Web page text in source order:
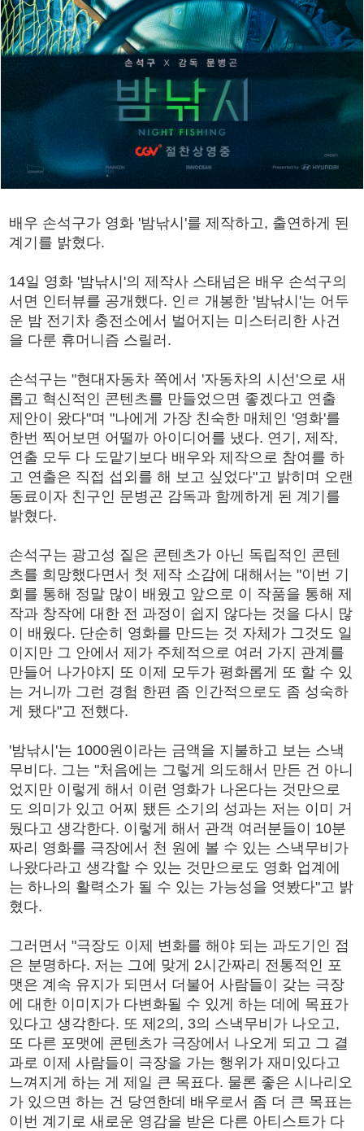
배우 손석구가 영화 '밤낚시'를 제작하고, 출연하게 된
계기를 밝혔다.
14일 영화 '밤낚시'의 제작사 스태넘은 배우 손석구의
서면 인터뷰를 공개했다. 인ㄹ 개봉한 '밤낚시'는 어두
운 밤 전기차 충전소에서 벌어지는 미스터리한 사건
을 다룬 휴머니즘 스릴러.
손석구는 "현대자동차 쪽에서 '자동차의 시선'으로 새
롭고 혁신적인 콘텐츠를 만들었으면 좋겠다고 연출
제안이 왔다"며 "나에게 가장 친숙한 매체인 '영화'를
한번 찍어보면 어떨까 아이디어를 냈다. 연기, 제작,
연출 모두 다 도맡기보다 배우와 제작으로 참여를 하
고 연출은 직접 섭외를 해 보고 싶었다"고 밝히며 오랜
동료이자 친구인 문병곤 감독과 함께하게 된 계기를
밝혔다.
손석구는 광고성 짙은 콘텐츠가 아닌 독립적인 콘텐
츠를 희망했다면서 첫 제작 소감에 대해서는 "이번 기
회를 통해 정말 많이 배웠고 앞으로 이 작품을 통해 제
작과 창작에 대한 전 과정이 쉽지 않다는 것을 다시 많
이 배웠다. 단순히 영화를 만드는 것 자체가 그것도 일
이지만 그 안에서 제가 주체적으로 여러 가지 관계를
만들어 나가야지 또 이제 모두가 평화롭게 또 할 수 있
는 거니까 그런 경험 한편 좀 인간적으로도 좀 성숙하
게 됐다"고 전했다.
'밤낚시'는 1000원이라는 금액을 지불하고 보는 스낵
무비다. 그는 "처음에는 그렇게 의도해서 만든 건 아니
었지만 이렇게 해서 이런 영화가 나온다는 것만으로
도 의미가 있고 어찌 됐든 소기의 성과는 저는 이미 거
뒀다고 생각한다. 이렇게 해서 관객 여러분들이 10분
짜리 영화를 극장에서 천 원에 볼 수 있는 스낵무비가
나왔다라고 생각할 수 있는 것만으로도 영화 업계에
는 하나의 활력소가 될 수 있는 가능성을 엿봤다"고 밝
혔다.
그러면서 "극장도 이제 변화를 해야 되는 과도기인 점
은 분명하다. 저는 그에 맞게 2시간짜리 전통적인 포
맷은 계속 유지가 되면서 더불어 사람들이 갖는 극장
에 대한 이미지가 다변화될 수 있게 하는 데에 목표가
있다고 생각한다. 또 제2의, 3의 스낵무비가 나오고,
또 다른 포맷에 콘텐츠가 극장에서 나오게 되고 그 결
과로 이제 사람들이 극장을 가는 행위가 재미있다고
느껴지게 하는 게 제일 큰 목표다. 물론 좋은 시나리오
가 있으면 하는 건 당연한데 배우로서 좀 더 큰 목표는
이번 계기로 새로운 영감을 받은 다른 아티스트가 다